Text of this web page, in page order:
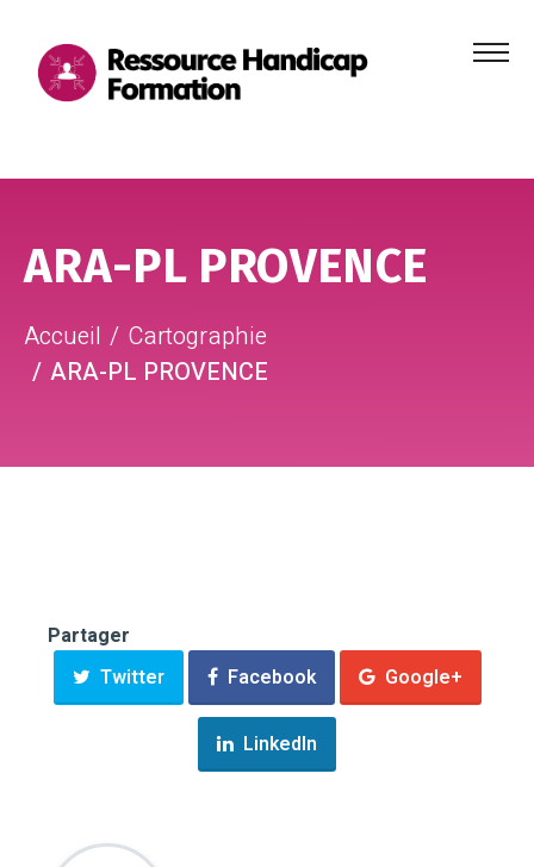
Menu
ARA-PL PROVENCE
Accueil
Cartographie
ARA-PL PROVENCE
Partager
Twitter
Facebook Google+
LinkedIn